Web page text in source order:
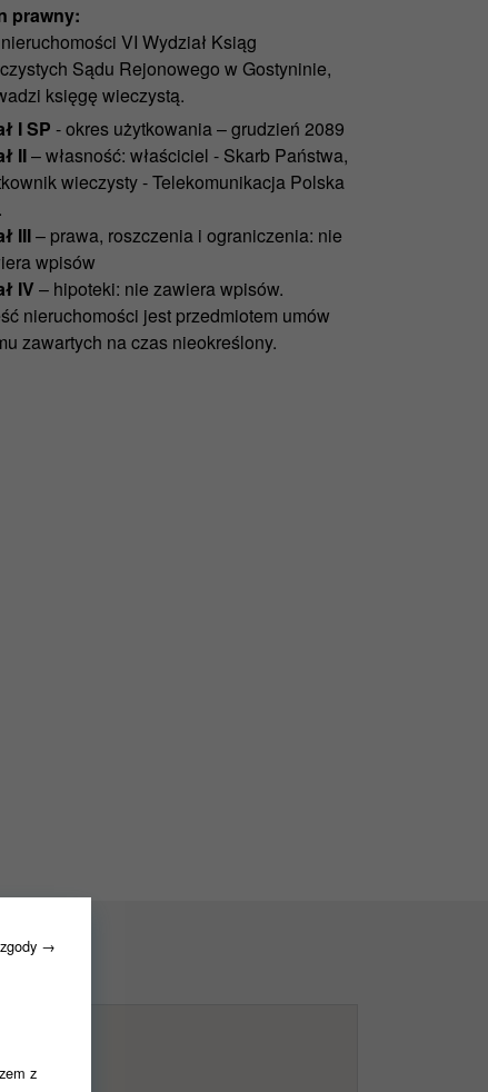
prawny:
VI Wydział Ksiąg
Sądu Rejonowego w Gostyninie,
księgę wieczystą.
I SP - okres użytkowania – grudzień 2089
II– własność: właściciel - Skarb Państwa,
wieczysty - Telekomunikacja Polska
III– prawa, roszczenia i ograniczenia: nie
wpisów
IV – hipoteki: nie zawiera wpisów.
nieruchomości jest przedmiotem umów
zawartych na czas nieokreślony.
→
z